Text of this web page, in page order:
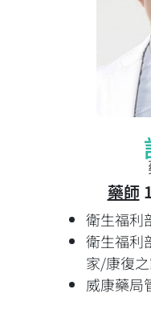
藥師
衛生福利
衛生福利
家/康復
威康藥局